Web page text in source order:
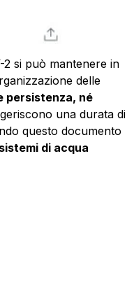
2 si può mantenere in
delle
persistenza, né
una durata di
questo documento
di acqua